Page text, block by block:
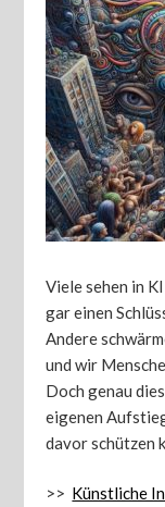
Viele sehen in
gar einen
Andere
und wir
Doch genau
eigenen
davor schützen
>> Künstliche